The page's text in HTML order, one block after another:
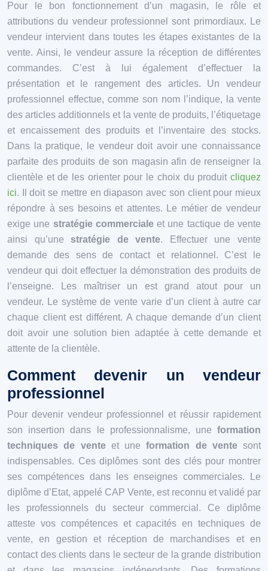
Pour le bon fonctionnement d’un magasin, le rôle et
attributions du vendeur professionnel sont primordiaux. Le
vendeur intervient dans toutes les étapes existantes de la
vente. Ainsi, le vendeur assure la réception de différentes
commandes. C’est à lui également d’effectuer la
présentation et le rangement des articles. Un vendeur
professionnel effectue, comme son nom l’indique, la vente
des articles additionnels et la vente de produits, l’étiquetage
et encaissement des produits et l’inventaire des stocks.
Dans la pratique, le vendeur doit avoir une connaissance
parfaite des produits de son magasin afin de renseigner la
clientèle et de les orienter pour le choix du produit cliquez
ici. Il doit se mettre en diapason avec son client pour mieux
répondre à ses besoins et attentes. Le métier de vendeur
exige une stratégie commercialeet une tactique de vente
ainsi qu’une stratégie de vente. Effectuer une vente
demande des sens de contact et relationnel. C’est le
vendeur qui doit effectuer la démonstration des produits de
l’enseigne. Les maîtriser un est grand atout pour un
vendeur. Le système de vente varie d’un client à autre car
chaque client est différent. A chaque demande d’un client
doit avoir une solution bien adaptée à cette demande et
attente de la clientèle.
Comment devenir un vendeur
professionnel
Pour devenir vendeur professionnel et réussir rapidement
son insertion dans le professionnalisme, une formation
techniques de venteet uneformation de ventesont
indispensables. Ces diplômes sont des clés pour montrer
ses compétences dans les enseignes commerciales. Le
diplôme d’Etat, appelé CAP Vente, est reconnu et validé par
les professionnels du secteur commercial. Ce diplôme
atteste vos compétences et capacités en techniques de
vente, en gestion et réception de marchandises et en
contact des clients dans le secteur de la grande distribution